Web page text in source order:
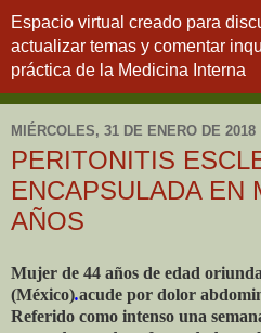
Espacio virtual creado para
actualizar temas y comentar
práctica de la Medicina Interna
MIÉRCOLES, 31 DE ENERO DE 2018
PERITONITIS
ENCAPSULADA EN
AÑOS
Mujer de 44 años de edad
(México).acude por dolor
Referido como intenso una